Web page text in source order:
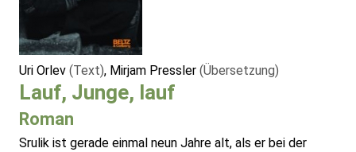
Uri Orlev (Text), Mirjam Pressler (Übersetzung)
Lauf, Junge, lauf
Roman
Srulik ist gerade einmal neun Jahre alt, als er bei der